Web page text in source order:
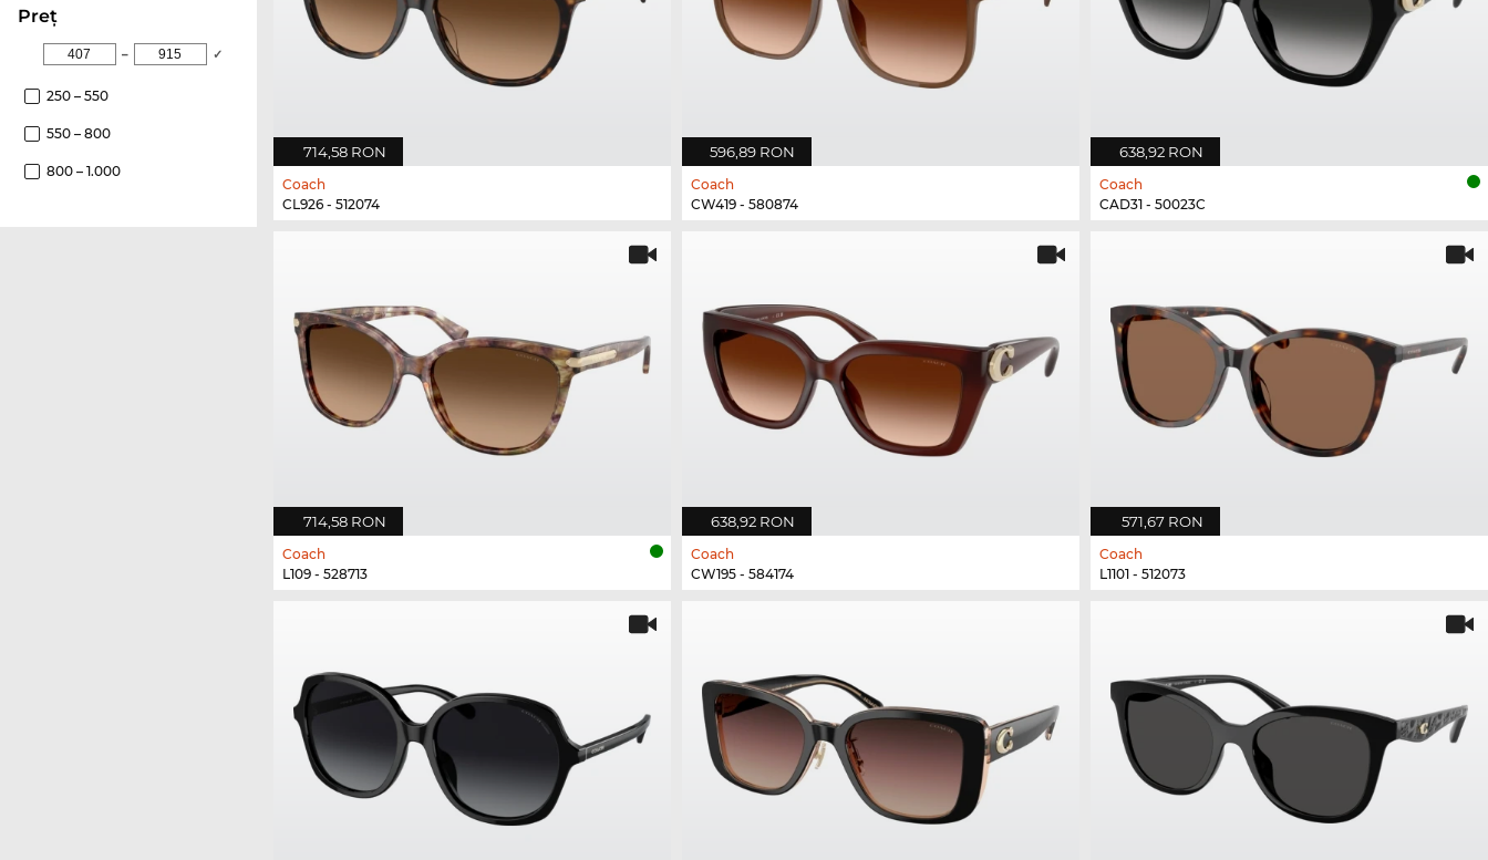
Preţ
– ✓
250 – 550
550 – 800
800 – 1.000
714,58 RON
Coach
CL926 - 512074
596,89 RON
Coach
CW419 - 580874
638,92 RON
Coach
CAD31 - 50023C
714,58 RON
Coach
L109 - 528713
638,92 RON
Coach
CW195 - 584174
571,67 RON
Coach
L1101 - 512073